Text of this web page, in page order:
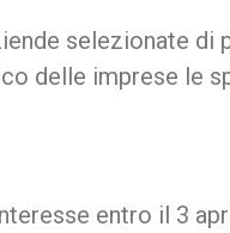
selezionate di
delle imprese le
entro il 3